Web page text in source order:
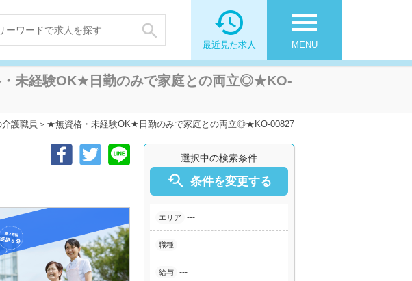
 menu
MENU

最近見た求人
・未経験OK★日勤のみで家庭との両立◎★KO-
介護職員＞★無資格・未経験OK★日勤のみで家庭との両立◎★KO-00827
選択中の検索条件
 条件を変更する
エリア ---
職種 ---
給与 ---